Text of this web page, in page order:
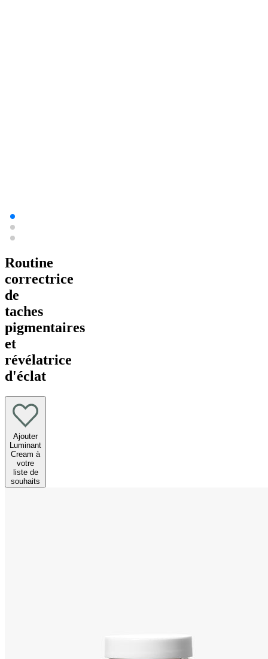
Routine
correctrice
de
taches
pigmentaires
et
révélatrice
d'éclat
Ajouter
Luminant
Cream à
votre
liste de
souhaits